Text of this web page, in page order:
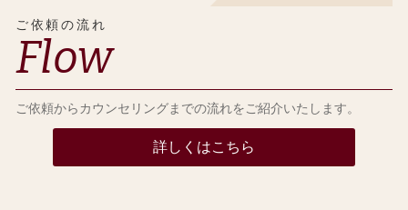
ご依頼の流れ
Flow
ご依頼からカウンセリングまでの流れをご紹介いたします。
詳しくはこちら